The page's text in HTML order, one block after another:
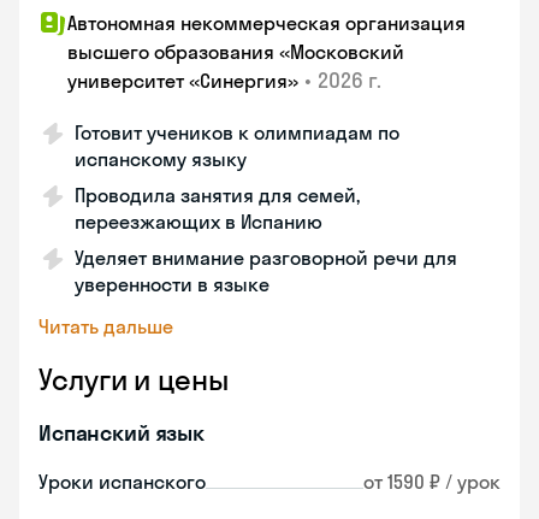
Автономная некоммерческая организация
высшего образования «Московский
университет «Синергия» • 2026 г.
Готовит учеников к олимпиадам по
испанскому языку
Проводила занятия для семей,
переезжающих в Испанию
Уделяет внимание разговорной речи для
уверенности в языке
Читать дальше
Услуги и цены
Испанский язык
Уроки испанского от 1590 ₽ / урок